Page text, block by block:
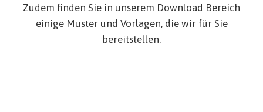
Zudem finden Sie in unserem Download Bereich
einige Muster und Vorlagen, die wir für Sie
bereitstellen.